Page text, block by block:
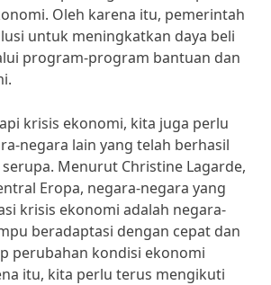
Oleh karena itu, pemerintah
untuk meningkatkan daya beli
program-program bantuan dan
krisis ekonomi, kita juga perlu
negara lain yang telah berhasil
Menurut Christine Lagarde,
Eropa, negara-negara yang
krisis ekonomi adalah negara-
beradaptasi dengan cepat dan
perubahan kondisi ekonomi
itu, kita perlu terus mengikuti